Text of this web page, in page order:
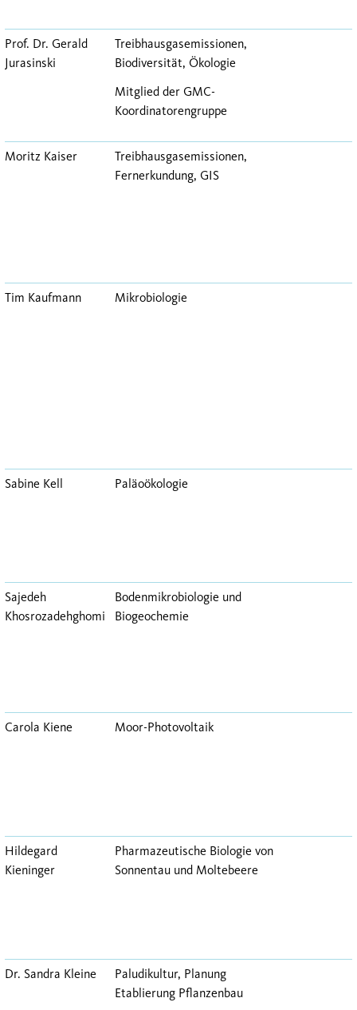
Prof. Dr. Gerald
Jurasinski
Treibhausgasemissionen,
Biodiversität, Ökologie
Mitglied der GMC-
Koordinatorengruppe
Moritz Kaiser
Treibhausgasemissionen,
Fernerkundung, GIS
Tim Kaufmann Mikrobiologie
Sabine Kell Paläoökologie
Sajedeh
Khosrozadehghomi
Bodenmikrobiologie und
Biogeochemie
Carola Kiene Moor-Photovoltaik
Hildegard
Kieninger
Pharmazeutische Biologie von
Sonnentau und Moltebeere
Dr. Sandra Kleine
Paludikultur, Planung
Etablierung Pflanzenbau